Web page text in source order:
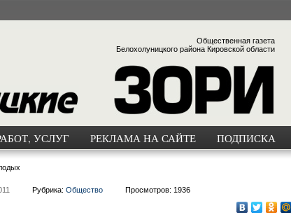
Общественная газета
Белохолуницкого района Кировской области
УСЛУГ РЕКЛАМА НА САЙТЕ ПОДПИСКА
Рубрика: Общество Просмотров: 1936